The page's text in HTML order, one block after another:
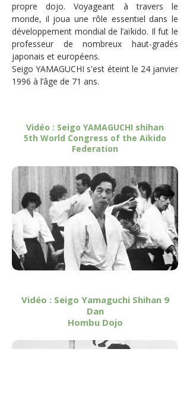
propre dojo. Voyageant à travers le
monde, il joua une rôle essentiel dans le
développement mondial de l’aïkido. Il fut le
professeur de nombreux haut-gradés
japonais et européens.
Seigo YAMAGUCHI s'est éteint le 24 janvier
1996 à l’âge de 71 ans.
Vidéo : Seigo YAMAGUCHI shihan
5th World Congress of the Aikido
Federation
Vidéo : Seigo Yamaguchi Shihan 9
Dan
Hombu Dojo